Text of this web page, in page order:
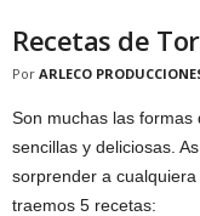
Recetas de
Por ARLECO
Son muchas las formas
sencillas y deliciosas.
sorprender a
traemos 5 recetas: